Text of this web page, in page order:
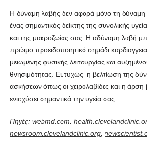
Η δύναμη λαβής δεν αφορά μόνο τη δύναμη
ένας σημαντικός δείκτης της συνολικής
και της μακροζωίας σας. Η αδύναμη λαβή
πρώιμο προειδοποιητικό σημάδι
μειωμένης φυσικής λειτουργίας και
θνησιμότητας. Ευτυχώς, η βελτίωση της
ασκήσεων όπως οι χειρολαβίδες και η
ενισχύσει σημαντικά την υγεία σας.
Πηγές: webmd.com
newsroom.clevelandclinic.org